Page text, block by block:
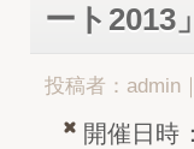
ート2013
投稿者：admin
開催日時